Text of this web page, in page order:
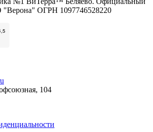
ОГРН 1097746528220
104